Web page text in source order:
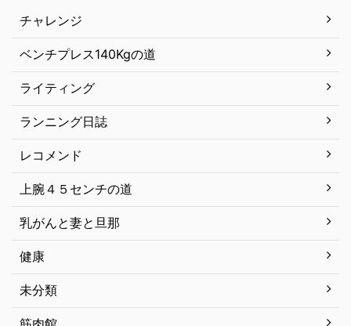
チャレンジ
ベンチプレス140Kgの道
ライティング
ランニング日誌
レコメンド
上腕４５センチの道
乳がんと妻と旦那
健康
未分類